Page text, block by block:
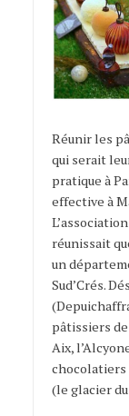
Réunir les
qui serait
pratique à
effective à
réunissait
un
Sud’Crés.
pâtissiers
Aix,
chocolatiers
(le glacier